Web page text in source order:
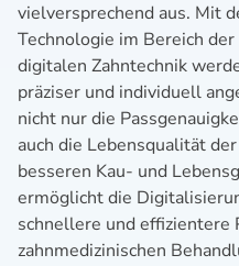
vielversprechend aus. Mit
Technologie im Bereich
digitalen Zahntechnik
präziser und individuell
nicht nur die
auch die Lebensqualität
besseren Kau- und
ermöglicht die
schnellere und effizientere
zahnmedizinischen